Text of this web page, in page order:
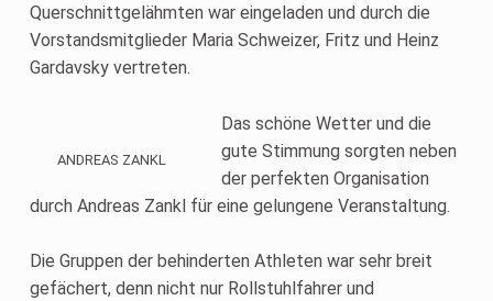
Querschnittgelähmten war eingeladen und durch die
Vorstandsmitglieder Maria Schweizer, Fritz und Heinz
Gardavsky vertreten.
ANDREAS ZANKL
Das schöne Wetter und die
gute Stimmung sorgten neben
der perfekten Organisation
durch Andreas Zankl für eine gelungene Veranstaltung.
Die Gruppen der behinderten Athleten war sehr breit
gefächert, denn nicht nur Rollstuhlfahrer und